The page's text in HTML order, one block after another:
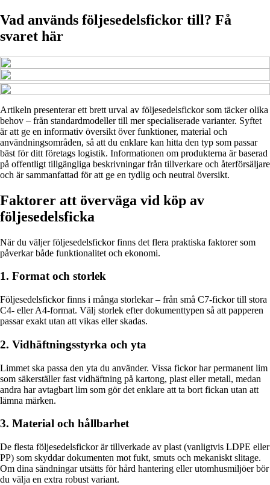
Vad används följesedelsfickor till? Få
svaret här
Artikeln presenterar ett brett urval av följesedelsfickor som täcker olika
behov – från standardmodeller till mer specialiserade varianter. Syftet
är att ge en informativ översikt över funktioner, material och
användningsområden, så att du enklare kan hitta den typ som passar
bäst för ditt företags logistik. Informationen om produkterna är baserad
på offentligt tillgängliga beskrivningar från tillverkare och återförsäljare
och är sammanfattad för att ge en tydlig och neutral översikt.
Faktorer att överväga vid köp av
följesedelsficka
När du väljer följesedelsfickor finns det flera praktiska faktorer som
påverkar både funktionalitet och ekonomi.
1. Format och storlek
Följesedelsfickor finns i många storlekar – från små C7-fickor till stora
C4- eller A4-format. Välj storlek efter dokumenttypen så att papperen
passar exakt utan att vikas eller skadas.
2. Vidhäftningsstyrka och yta
Limmet ska passa den yta du använder. Vissa fickor har permanent lim
som säkerställer fast vidhäftning på kartong, plast eller metall, medan
andra har avtagbart lim som gör det enklare att ta bort fickan utan att
lämna märken.
3. Material och hållbarhet
De flesta följesedelsfickor är tillverkade av plast (vanligtvis LDPE eller
PP) som skyddar dokumenten mot fukt, smuts och mekaniskt slitage.
Om dina sändningar utsätts för hård hantering eller utomhusmiljöer bör
du välja en extra robust variant.